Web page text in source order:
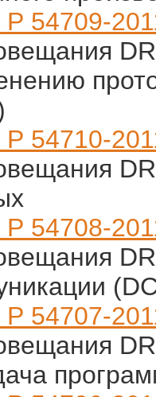
54709-
54710-
54708-
54707-